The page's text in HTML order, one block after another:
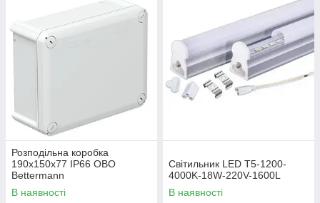
Розподільна коробка
190x150x77 IP66 OBO
Bettermann
В наявності
Світильник LED T5-1200-
4000K-18W-220V-1600L
В наявності